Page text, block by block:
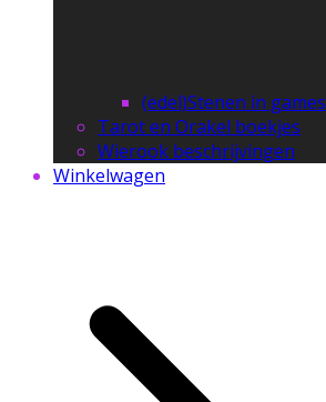
(edel)Stenen in games
Tarot en Orakel boekjes
Wierook beschrijvingen
Winkelwagen